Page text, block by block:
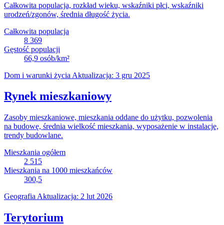
Całkowita populacja, rozkład wieku, wskaźniki płci, wskaźniki
urodzeń/zgonów, średnia długość życia.
Całkowita populacja
8 369
Gęstość populacji
66,9 osób/km²
Dom i warunki życia Aktualizacja: 3 gru 2025
Rynek mieszkaniowy
Zasoby mieszkaniowe, mieszkania oddane do użytku, pozwolenia
na budowę, średnia wielkość mieszkania, wyposażenie w instalacje,
trendy budowlane.
Mieszkania ogółem
2 515
Mieszkania na 1000 mieszkańców
300,5
Geografia Aktualizacja: 2 lut 2026
Terytorium